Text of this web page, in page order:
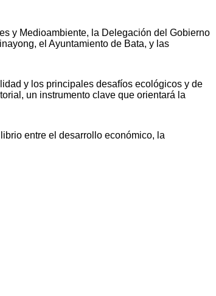
y Medioambiente, la Delegación del Gobierno
el Ayuntamiento de Bata, y las
y los principales desafíos ecológicos y de
un instrumento clave que orientará la
entre el desarrollo económico, la